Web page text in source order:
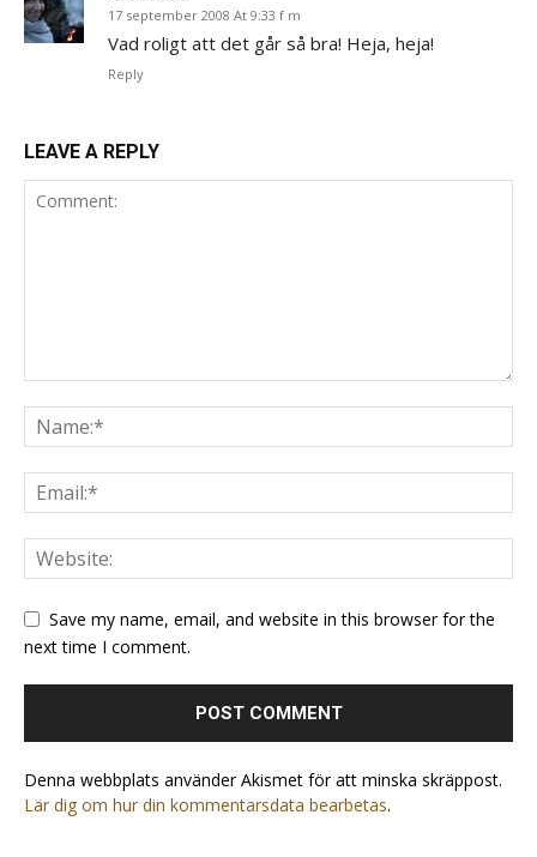
17 september 2008 At 9:33 f m
Vad roligt att det går så bra! Heja, heja!
Reply
LEAVE A REPLY
Save my name, email, and website in this browser for the
next time I comment.
Denna webbplats använder Akismet för att minska skräppost.
Lär dig om hur din kommentarsdata bearbetas.